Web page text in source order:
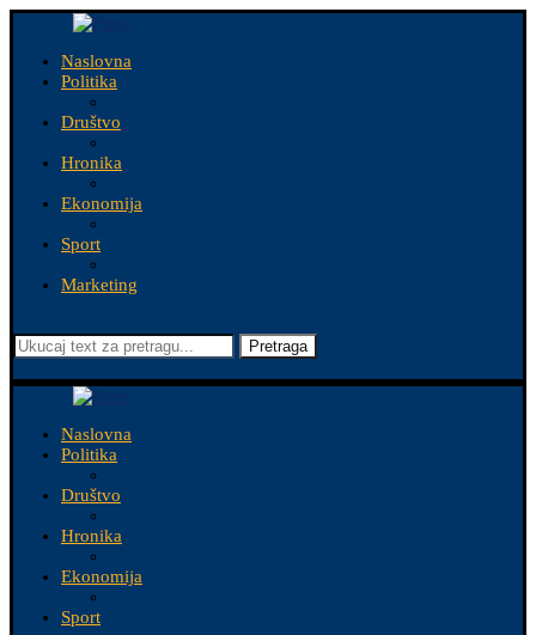
Naslovna
Politika
Društvo
Hronika
Ekonomija
Sport
Marketing
Pretraga
Naslovna
Politika
Društvo
Hronika
Ekonomija
Sport